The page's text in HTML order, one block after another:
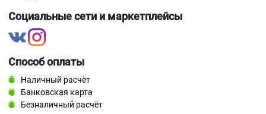
Социальные сети и маркетплейсы
Способ оплаты
Наличный расчёт
Банковская карта
Безналичный расчёт